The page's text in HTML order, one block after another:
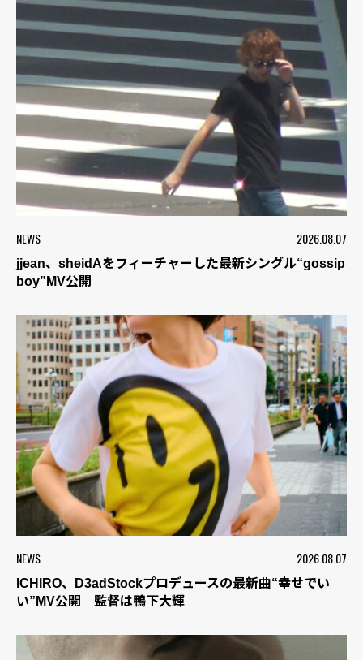
NEWS 2026.08.07
jjean、sheidAをフィーチャーした最新シングル“gossip
boy”MV公開
NEWS 2026.08.07
ICHIRO、D3adStockプロデュースの最新曲“幸せでい
い”MV公開 監督は鴨下大輝